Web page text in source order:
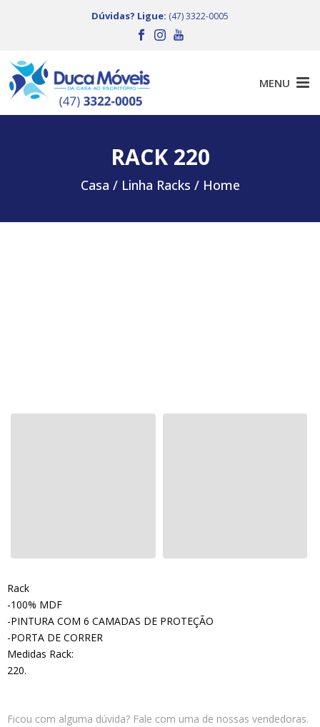
Dúvidas? Ligue: (47) 3322-0005
RACK 220
Casa / Linha Racks / Home
Rack
-100% MDF
-PINTURA COM 6 CAMADAS DE PROTEÇÃO
-PORTA DE CORRER
Medidas Rack:
220.
Ficou com alguma dúvida? Fale com uma de nossas vendedoras.